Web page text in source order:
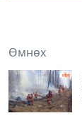
Өмнөх